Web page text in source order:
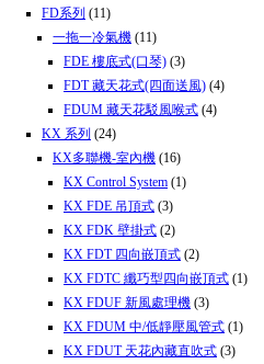
FD系列 (11)
一拖一冷氣機 (11)
FDE 樓底式(口琴) (3)
FDT 藏天花式(四面送風) (4)
FDUM 藏天花駁風喉式 (4)
KX 系列 (24)
KX多聯機-室內機 (16)
KX Control System (1)
KX FDE 吊頂式 (3)
KX FDK 壁掛式 (2)
KX FDT 四向嵌頂式 (2)
KX FDTC 纖巧型四向嵌頂式 (1)
KX FDUF 新風處理機 (3)
KX FDUM 中/低靜壓風管式 (1)
KX FDUT 天花內藏直吹式 (3)